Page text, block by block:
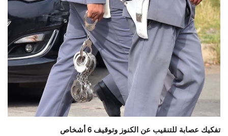
تفكيك عصابة للتنقيب عن الكنوز وتوقيف 6 أشخاص